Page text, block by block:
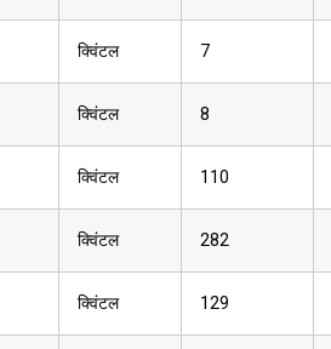
क्विंटल 7
क्विंटल 8
क्विंटल 110
क्विंटल 282
क्विंटल 129